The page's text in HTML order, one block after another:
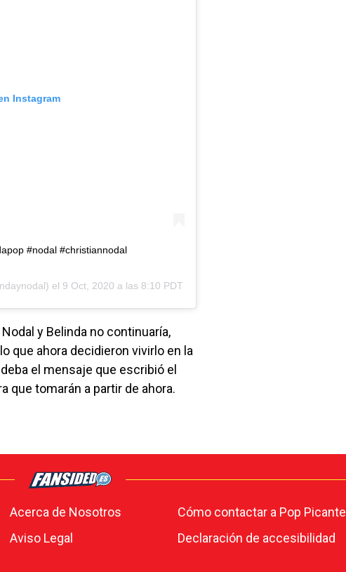
Instagram
#nodal #christiannodal
el 9 Oct, 2020 a las 8:10 PDT
y Belinda no continuaría,
que ahora decidieron vivirlo en la
el mensaje que escribió el
que tomarán a partir de ahora.
Acerca de Nosotros Cómo contactar a Pop Picante
Aviso Legal Declaración de accesibilidad